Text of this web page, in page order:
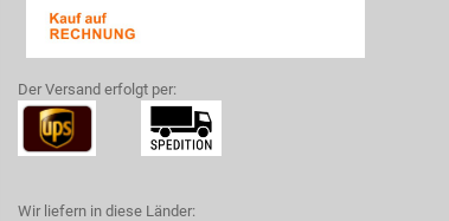
Der Versand erfolgt per:
Wir liefern in diese Länder: